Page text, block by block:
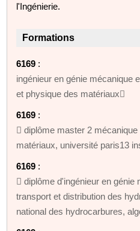
l'Ingénierie.
Formations
6169 :
ingénieur en génie mécanique
et physique des matériaux
6169 :
 diplôme master 2
matériaux, université paris13
6169 :
 diplôme d'ingénieur en génie
transport et distribution des
national des hydrocarbures,